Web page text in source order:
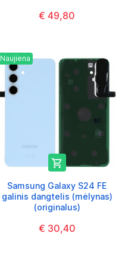
€ 49,80
Naujiena

Samsung Galaxy S24 FE
galinis dangtelis (mėlynas)
(originalus)
€ 30,40